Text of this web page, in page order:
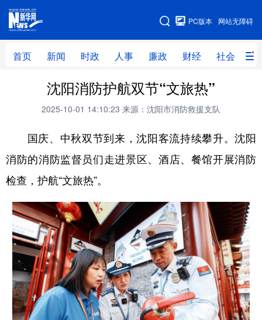
网站无障碍
PC版本
首页 新闻 时政 人事 廉政 财经 社会 科
网站地图
新闻 时政
廉政 财经 社会 科技
文化 教育 健康 旅游
体育 视频 直播 无人机
地方频道
北京 天津 河北 山西
辽宁 吉林 上海 江苏
浙江 安徽 福建 江西
山东 河南 湖北 湖南
沈阳消防护航双节“文旅热”
2025-10-01 14:10:23 来源：沈阳市消防救援支队
国庆、 中秋双节到来 ，沈阳客流持续攀升。沈阳
消防的消防监督员们走进景区、酒店、餐馆开展消防
检查，护航“文旅热”。